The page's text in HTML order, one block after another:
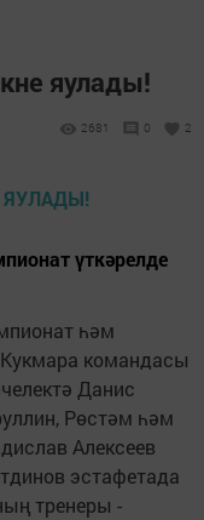
яулады!
2681 0 2
үткәрелде
һәм
Кукмара командасы
Данис
Рөстәм һәм
Алексеев
эстафетада
тренеры -